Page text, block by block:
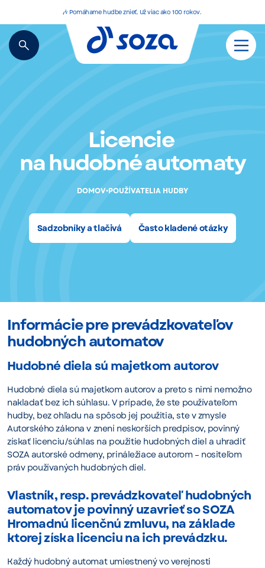
🎶 Pomáhame hudbe znieť. Už viac ako 100 rokov.
Licencie
na hudobné automaty
DOMOV•POUŽÍVATELIA HUDBY
Sadzobníky a tlačivá Často kladené otázky
Informácie pre prevádzkovateľov
hudobných automatov
Hudobné diela sú majetkom autorov
Hudobné diela sú majetkom autorov a preto s nimi nemožno
nakladať bez ich súhlasu. V prípade, že ste používateľom
hudby, bez ohľadu na spôsob jej použitia, ste v zmysle
Autorského zákona v znení neskorších predpisov, povinný
získať licenciu/súhlas na použitie hudobných diel a uhradiť
SOZA autorské odmeny, prináležiace autorom – nositeľom
práv používaných hudobných diel.
Vlastník, resp. prevádzkovateľ hudobných
automatov je povinný uzavrieť so SOZA
Hromadnú licenčnú zmluvu, na základe
ktorej získa licenciu na ich prevádzku.
Každý hudobný automat umiestnený vo verejnosti